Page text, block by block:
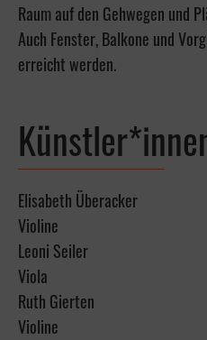
Raum auf den Gehwegen und
Auch Fenster, Balkone und
erreicht werden.
Elisabeth Überacker
Violine
Leoni Seiler
Viola
Ruth Gierten
Violine